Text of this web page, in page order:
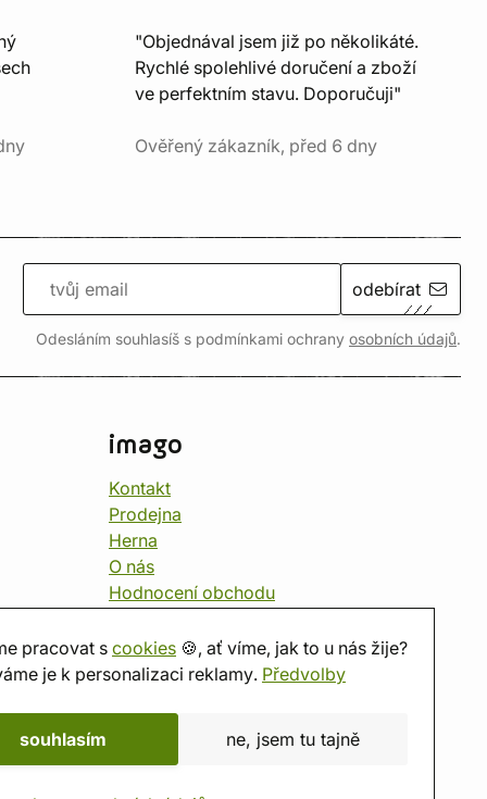
pracovat s cookies 🍪, ať víme, jak to u nás žije?
je k personalizaci reklamy. Předvolby
souhlasím ne, jsem tu tajně
"Objednával jsem již po několikáté.
Rychlé spolehlivé doručení a zboží
ve perfektním stavu. Doporučuji"
Ověřený zákazník, před 6 dny
odebírat
Odesláním souhlasíš s podmínkami ochrany osobních údajů.
imago
Kontakt
Prodejna
Herna
O nás
Hodnocení obchodu
Kalendář
imago.blog